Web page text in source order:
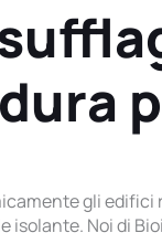
gli
Noi di